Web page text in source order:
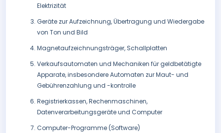
Elektrizität
Geräte zur Aufzeichnung, Übertragung und Wiedergabe
von Ton und Bild
Magnetaufzeichnungsträger, Schallplatten
Verkaufsautomaten und Mechaniken für geldbetätigte
Apparate, insbesondere Automaten zur Maut- und
Gebührenzahlung und -kontrolle
Registrierkassen, Rechenmaschinen,
Datenverarbeitungsgeräte und Computer
Computer-Programme (Software)